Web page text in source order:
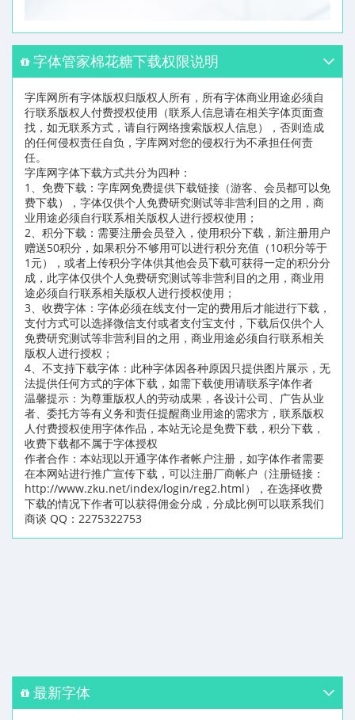
字体管家棉花糖下载权限说明
字库网所有字体版权归版权人所有，所有字体商业用途必须自
行联系版权人付费授权使用（联系人信息请在相关字体页面查
找，如无联系方式，请自行网络搜索版权人信息），否则造成
的任何侵权责任自负，字库网对您的侵权行为不承担任何责
任。
字库网字体下载方式共分为四种：
1、免费下载：字库网免费提供下载链接（游客、会员都可以免
费下载），字体仅供个人免费研究测试等非营利目的之用，商
业用途必须自行联系相关版权人进行授权使用；
2、积分下载：需要注册会员登入，使用积分下载，新注册用户
赠送50积分，如果积分不够用可以进行积分充值（10积分等于
1元），或者上传积分字体供其他会员下载可获得一定的积分分
成，此字体仅供个人免费研究测试等非营利目的之用，商业用
途必须自行联系相关版权人进行授权使用；
3、收费字体：字体必须在线支付一定的费用后才能进行下载，
支付方式可以选择微信支付或者支付宝支付，下载后仅供个人
免费研究测试等非营利目的之用，商业用途必须自行联系相关
版权人进行授权；
4、不支持下载字体：此种字体因各种原因只提供图片展示，无
法提供任何方式的字体下载，如需下载使用请联系字体作者
温馨提示：为尊重版权人的劳动成果，各设计公司、广告从业
者、委托方等有义务和责任提醒商业用途的需求方，联系版权
人付费授权使用字体作品，本站无论是免费下载，积分下载，
收费下载都不属于字体授权
作者合作：本站现以开通字体作者帐户注册，如字体作者需要
在本网站进行推广宣传下载，可以注册厂商帐户（注册链接：
http://www.zku.net/index/login/reg2.html），在选择收费
下载的情况下作者可以获得佣金分成，分成比例可以联系我们
商谈 QQ：2275322753
最新字体